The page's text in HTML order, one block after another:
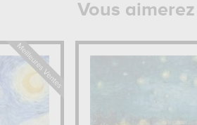
Vous